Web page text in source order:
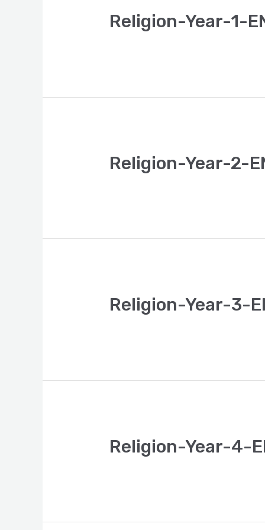
Religion-Year-1-
Religion-Year-2-
Religion-Year-3-
Religion-Year-4-